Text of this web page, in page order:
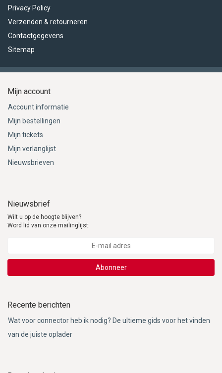
Privacy Policy
Verzenden & retourneren
Contactgegevens
Sitemap
Mijn account
Account informatie
Mijn bestellingen
Mijn tickets
Mijn verlanglijst
Nieuwsbrieven
Nieuwsbrief
Wilt u op de hoogte blijven?
Word lid van onze mailinglijst:
Abonneer
Recente berichten
Wat voor connector heb ik nodig? De ultieme gids voor het vinden
van de juiste oplader